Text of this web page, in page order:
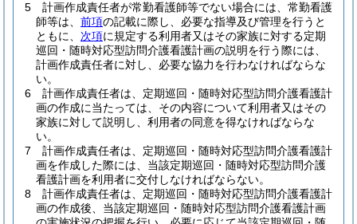
5
計画作成責任者が常勤看護師等でない場合には、常勤看護
師等は、 前項の記載に際し、必要な指導及び管理を行うと
ともに、 次項に規定する利用者又はその家族に対する定期
巡回・随時対応型訪問介護看護計画の説明を行う際には、
計画作成責任者に対し、必要な協力を行わなければならな
い。
6
計画作成責任者は、定期巡回・随時対応型訪問介護看護計
画の作成に当たっては、その内容について利用者又はその
家族に対して説明し、利用者の同意を得なければならな
い。
7
計画作成責任者は、定期巡回・随時対応型訪問介護看護計
画を作成した際には、当該定期巡回・随時対応型訪問介護
看護計画を利用者に交付しなければならない。
8
計画作成責任者は、定期巡回・随時対応型訪問介護看護計
画の作成後、当該定期巡回・随時対応型訪問介護看護計画